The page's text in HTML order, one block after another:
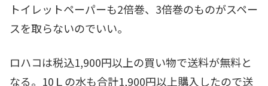
トイレットペーパーも2倍巻、3倍巻のものがスペー
スを取らないのでいい。
ロハコは税込1,900円以上の買い物で送料が無料と
なる。10Ｌの水も合計1,900円以上購入したので送